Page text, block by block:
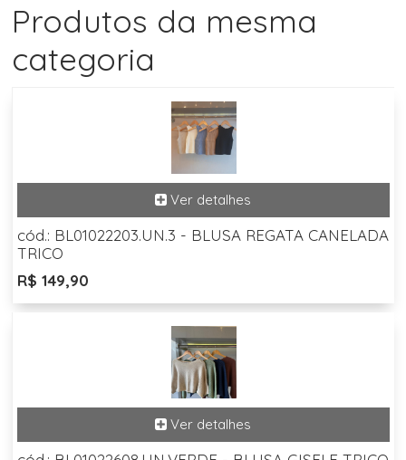
Produtos da mesma
categoria
cód.: BL01022203.UN.3 - BLUSA REGATA CANELADA
TRICO
R$ 149,90